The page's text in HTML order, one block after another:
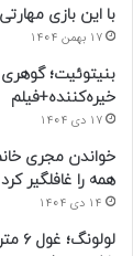
با این بازی
17 بهمن 1404
بنیتوئیت؛
خیره‌کننده+فیلم
17 دی 1404
خواندن مجری
همه را غافلگیر
14 دی 1404